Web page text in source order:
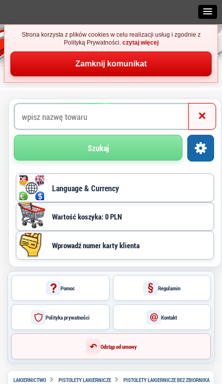
Strona korzysta z plików cookies w celu realizacji usług i zgodnie z
Polityką Prywatności. czytaj więcej
Zamknij komunikat
Language & Currency
Wartość koszyka: 0 PLN
Szukaj
×
Pomoc Regulamin
Polityka prywatności Kontakt
↶ Odstąp od umowy
LAKIERNICTWO PISTOLETY LAKIERNICZE PISTOLETY LAKIERNICZE BEZ ZBIORNIKA